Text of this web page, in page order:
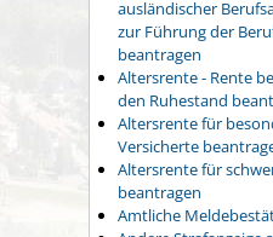
ausländischer
zur Führung der
beantragen
Altersrente - Rente
den Ruhestand
Altersrente für
Versicherte
Altersrente für
beantragen
Amtliche